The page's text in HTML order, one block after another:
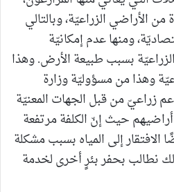
الأراضي الزراعيّة، وبالتالي
ومنها عدم إمكانيّة
بسبب طبيعة الأرض. وهذا
وهذا من مسؤوليّة وزارة
زراعيّ من قبل الجهات المعنيّة
حيث إنّ الكلفة مرتفعة
الافتقار إلى المياه بسبب مشكلة
نطالب بحفر بئرٍ أخرى لخدمة